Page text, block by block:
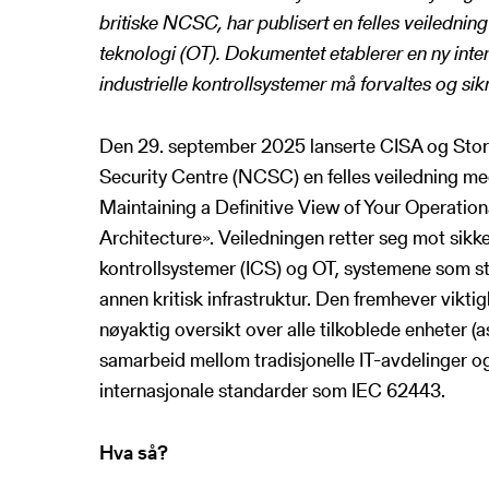
britiske NCSC, har publisert en felles
teknologi (OT). Dokumentet etablerer en ny
industrielle kontrollsystemer må forvaltes og
Den 29. september 2025 lanserte CISA og
Security Centre (NCSC) en felles veiledning
Maintaining a Definitive View of Your
Architecture». Veiledningen retter seg mot
kontrollsystemer (ICS) og OT, systemene som
annen kritisk infrastruktur. Den fremhever
nøyaktig oversikt over alle tilkoblede enheter
samarbeid mellom tradisjonelle IT-avdelinger
internasjonale standarder som IEC 62443.
Hva så?